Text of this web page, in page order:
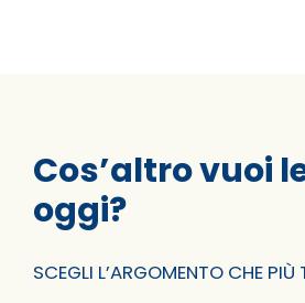
Cos’altro vuoi
oggi?
SCEGLI L’ARGOMENTO CHE PIÙ